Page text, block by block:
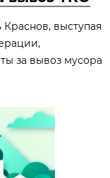
выступая
за вывоз мусора